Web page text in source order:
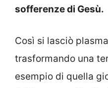
sofferenze di Gesù.
Così si lasciò
trasformando una
esempio di quella